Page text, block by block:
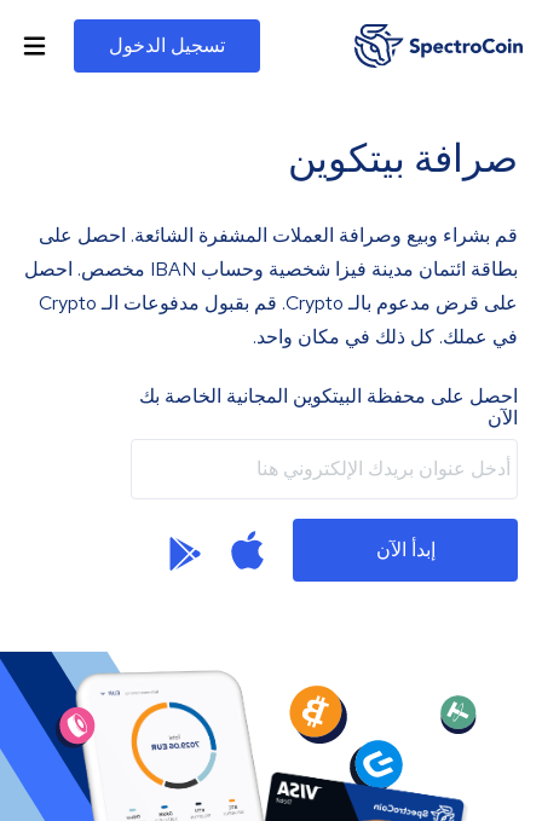
تسجيل الدخول
صرافة بيتكوين
قم بشراء وبيع وصرافة العملات المشفرة الشائعة. احصل على
بطاقة ائتمان مدينة فيزا شخصية وحساب IBAN مخصص. احصل
على قرض مدعوم بالـ Crypto. قم بقبول مدفوعات الـ Crypto
في عملك. كل ذلك في مكان واحد.
احصل على محفظة البيتكوين المجانية الخاصة بك
الآن
إبدأ الآن